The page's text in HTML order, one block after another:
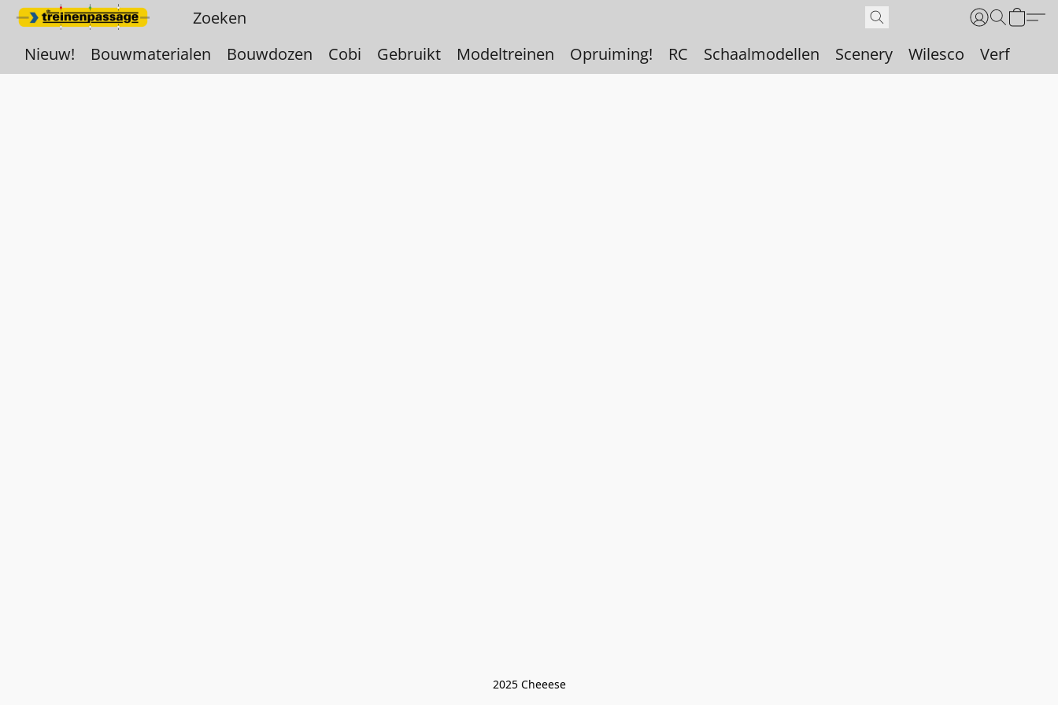
Nieuw! Bouwmaterialen Bouwdozen Cobi Gebruikt Modeltreinen Opruiming! RC Schaalmodellen Scenery Wilesco Verf
2025 Cheeese